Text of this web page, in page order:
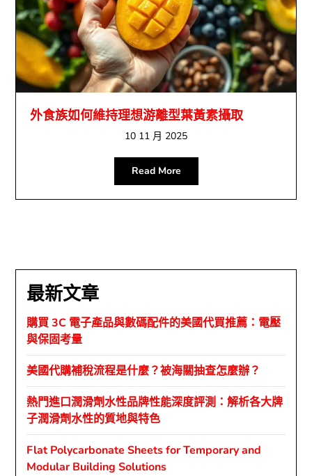
外食族如何維持理想游離型葉黃素攝取
10 11 月 2025
Read More
最新文章
購買 3C 電子產品與數碼配件的美國代買推薦：電壓
與保固考量
美國代購補稅流程是什麼？被海關抽查怎麼辦？
熱門進口潤滑劑水性品牌性能深度評測：解析各大牌
子潤滑劑水性的質地與特色
Flat Polycarbonate Sheets for Temporary and
Modular Building Solutions